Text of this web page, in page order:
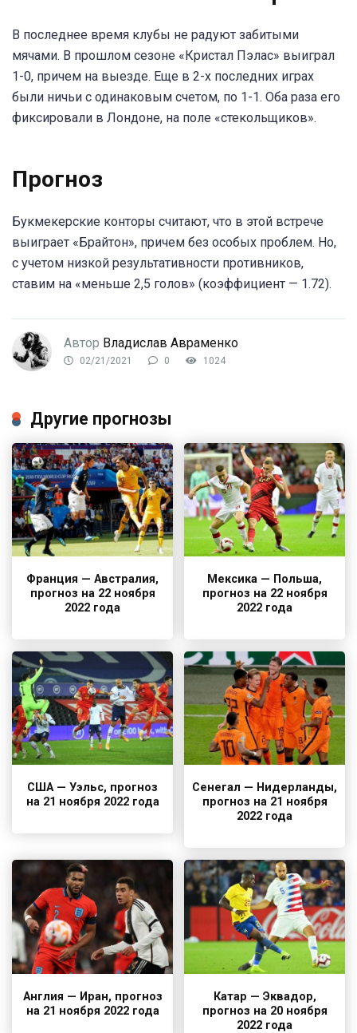
В последнее время клубы не радуют забитыми
мячами. В прошлом сезоне «Кристал Пэлас» выиграл
1-0, причем на выезде. Еще в 2-х последних играх
были ничьи с одинаковым счетом, по 1-1. Оба раза его
фиксировали в Лондоне, на поле «стекольщиков».
Прогноз
Букмекерские конторы считают, что в этой встрече
выиграет «Брайтон», причем без особых проблем. Но,
с учетом низкой результативности противников,
ставим на «меньше 2,5 голов» (коэффициент — 1.72).
Автор Владислав Авраменко
02/21/2021 0 1024
Другие прогнозы
Франция — Австралия,
прогноз на 22 ноября
2022 года
Мексика — Польша,
прогноз на 22 ноября
2022 года
США — Уэльс, прогноз
на 21 ноября 2022 года
Сенегал — Нидерланды,
прогноз на 21 ноября
2022 года
Англия — Иран, прогноз
на 21 ноября 2022 года
Катар — Эквадор,
прогноз на 20 ноября
2022 года